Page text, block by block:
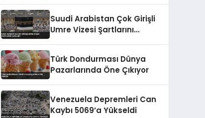
Suudi Arabistan Çok Girişli
Umre Vizesi Şartlarını
Türk Dondurması Dünya
Pazarlarında Öne Çıkıyor
Venezuela Depremleri Can
Kaybı 5069’a Yükseldi